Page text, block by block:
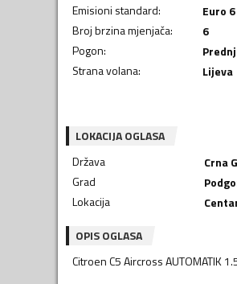
Emisioni standard:
Euro 6
Broj brzina mjenjača:
6
Pogon:
Strana volana: Lijeva
LOKACIJA OGLASA
Država
Crna
Grad
Lokacija
OPIS OGLASA
Citroen C5 Aircross AUTOMATIK